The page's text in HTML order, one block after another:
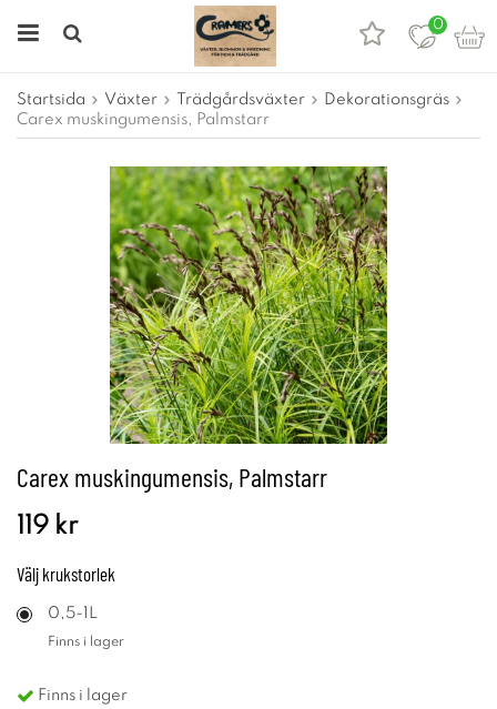
0
Startsida Växter Trädgårdsväxter
Dekorationsgräs
Carex muskingumensis, Palmstarr
Carex muskingumensis, Palmstarr
119 kr
Välj krukstorlek
0,5-1L
Finns i lager
Finns i lager